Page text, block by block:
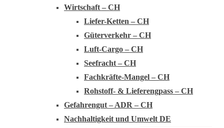
Wirtschaft – CH
Liefer-Ketten – CH
Güterverkehr – CH
Luft-Cargo – CH
Seefracht – CH
Fachkräfte-Mangel – CH
Rohstoff- & Lieferengpass – CH
Gefahrengut – ADR – CH
Nachhaltigkeit und Umwelt DE